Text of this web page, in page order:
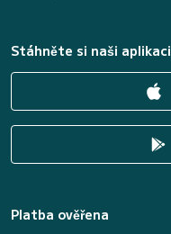
Stáhněte si naši aplikaci
Platba ověřena